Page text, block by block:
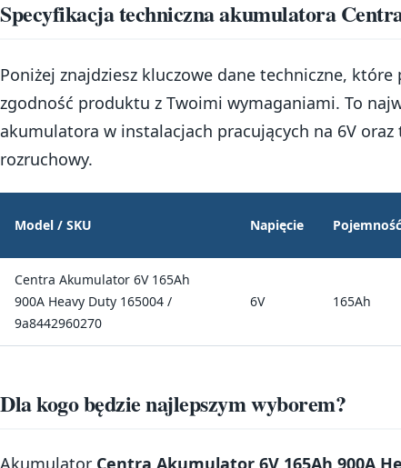
Specyfikacja techniczna akumulatora
Poniżej znajdziesz kluczowe dane techniczne,
zgodność produktu z Twoimi wymaganiami. To
akumulatora w instalacjach pracujących na 6V
rozruchowy.
Model / SKU Napięcie Pojemność
Centra Akumulator 6V 165Ah
900A Heavy Duty 165004 /
9a8442960270
6V 165Ah
Dla kogo będzie najlepszym wyborem?
Akumulator Centra Akumulator 6V 165Ah 900A